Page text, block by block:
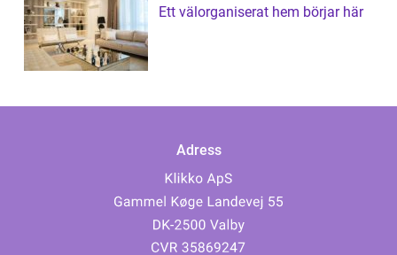
Ett välorganiserat hem börjar här
Adress